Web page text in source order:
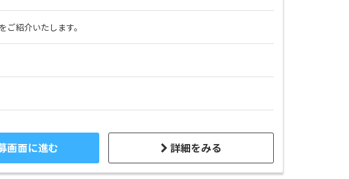
紹介いたします。
詳細をみる
画面に進む